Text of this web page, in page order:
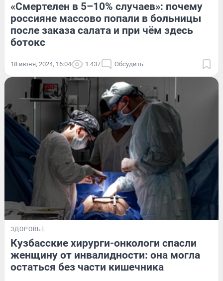
«Смертелен в 5–10% случаев»: почему
россияне массово попали в больницы
после заказа салата и при чём здесь
ботокс
18 июня, 2024, 16:04 1 437 Обсудить
ЗДОРОВЬЕ
Кузбасские хирурги-онкологи спасли
женщину от инвалидности: она могла
остаться без части кишечника